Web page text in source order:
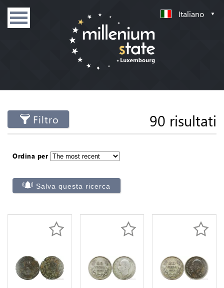
Italiano
Filtro 90 risultati
Ordina per
Salva questa ricerca